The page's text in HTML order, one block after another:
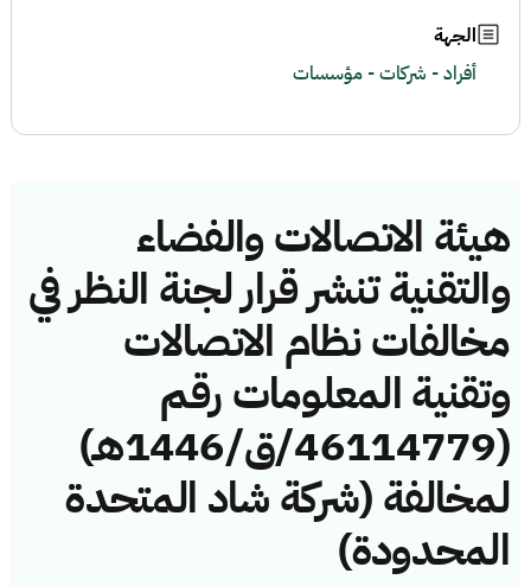
هيئة الاتصالات والفضاء
والتقنية تنشر قرار لجنة النظر في
مخالفات نظام الاتصالات
وتقنية المعلومات رقم
(46114779/ق/1446هـ)
لمخالفة (شركة شاد المتحدة
المحدودة)
الجهة
أفراد - شركات - مؤسسات